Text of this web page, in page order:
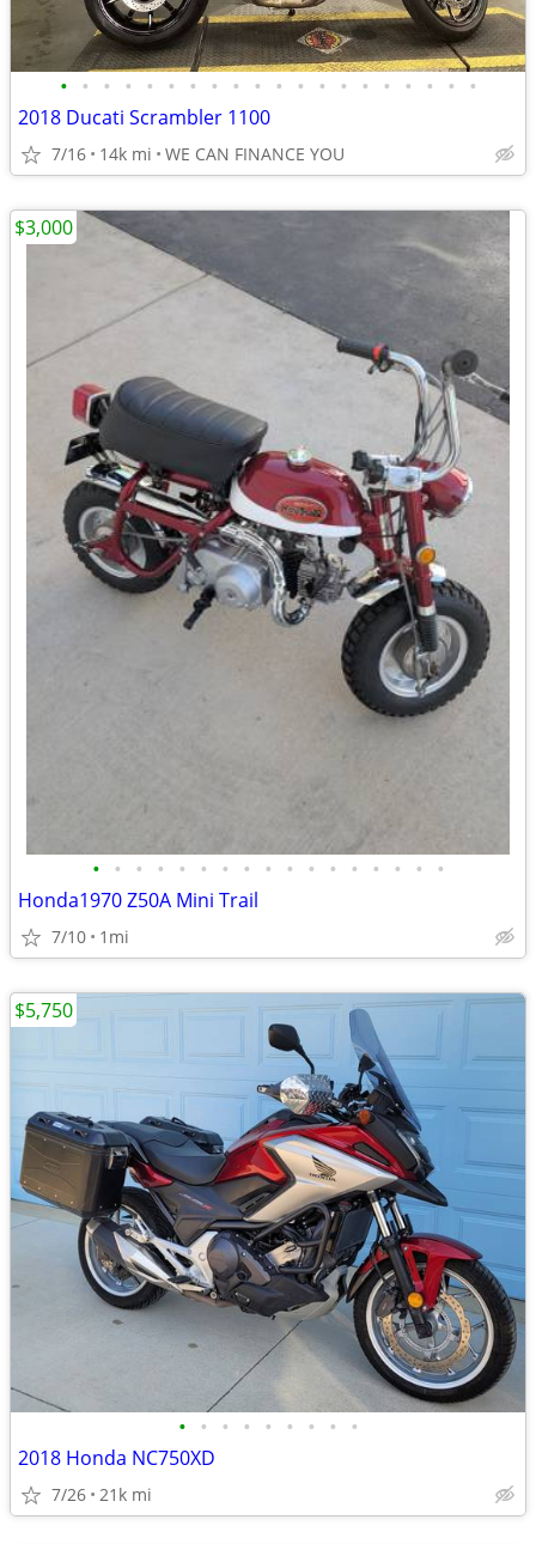
• • • • • • • • • • • • • • • • • • • •
2018 Ducati Scrambler 1100
7/16 14k mi WE CAN FINANCE YOU
• • • • • • • • • • • • • • • • •
Honda1970 Z50A Mini Trail
7/10 1mi
$3,000
• • • • • • • • •
2018 Honda NC750XD
7/26 21k mi
$5,750